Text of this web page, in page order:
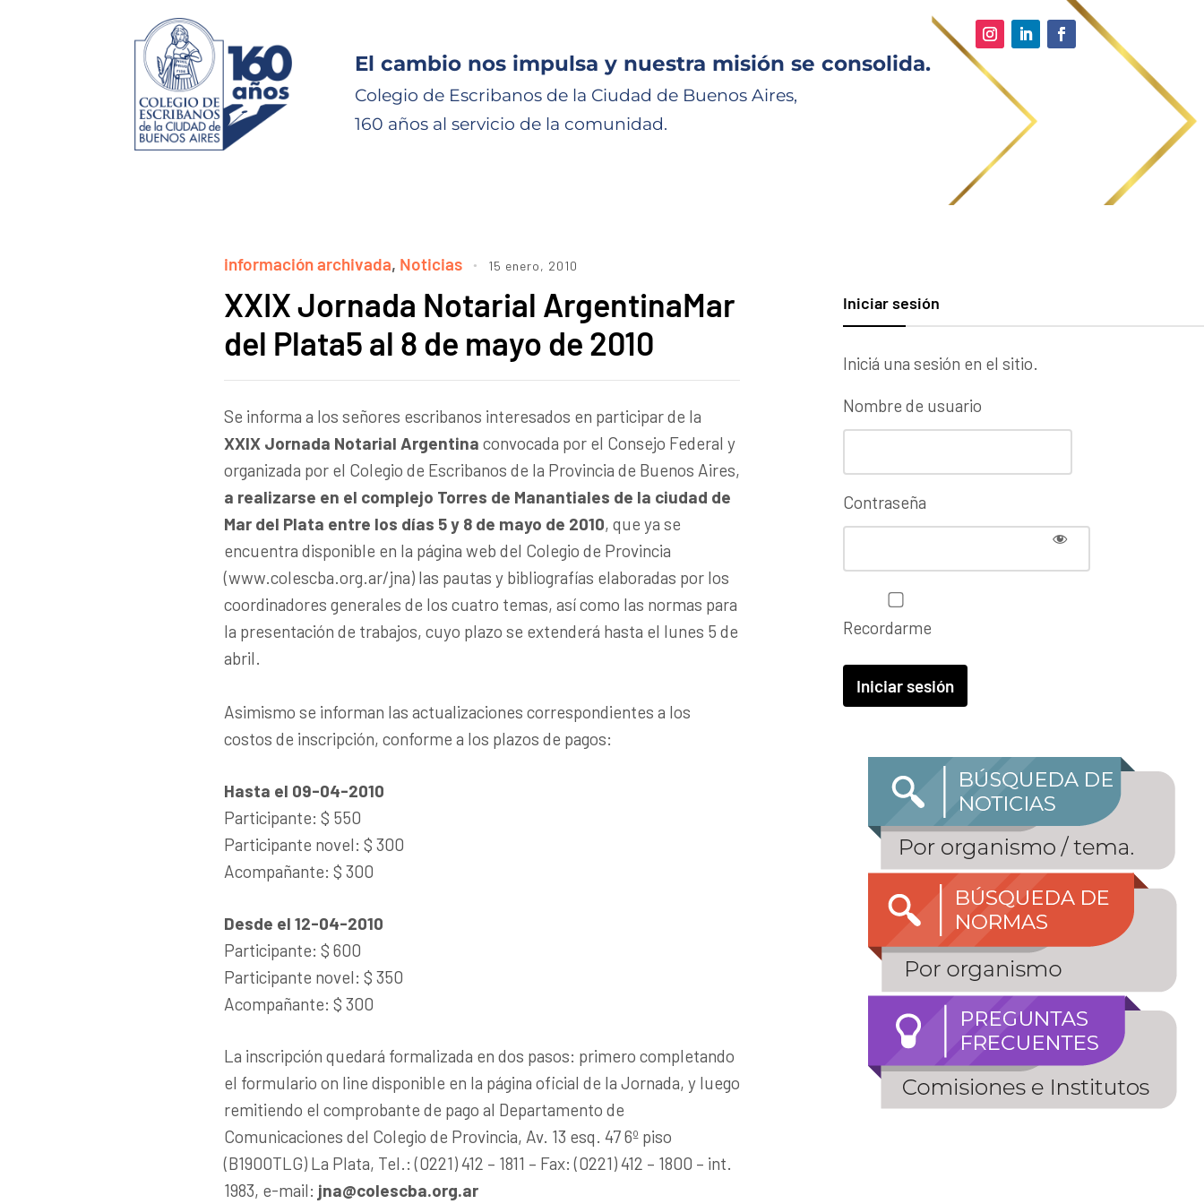
El cambio nos impulsa y nuestra misión se consolida.
Colegio de Escribanos de la Ciudad de Buenos Aires,
160 años al servicio de la comunidad.
información archivada, Noticias 15 enero, 2010
XXIX Jornada Notarial ArgentinaMar
del Plata5 al 8 de mayo de 2010
Se informa a los señores escribanos interesados en participar de la
XXIX Jornada Notarial Argentina convocada por el Consejo Federal y
organizada por el Colegio de Escribanos de la Provincia de Buenos Aires,
a realizarse en el complejo Torres de Manantiales de la ciudad de
Mar del Plata entre los días 5 y 8 de mayo de 2010, que ya se
encuentra disponible en la página web del Colegio de Provincia
(www.colescba.org.ar/jna) las pautas y bibliografías elaboradas por los
coordinadores generales de los cuatro temas, así como las normas para
la presentación de trabajos, cuyo plazo se extenderá hasta el lunes 5 de
abril.
Asimismo se informan las actualizaciones correspondientes a los
costos de inscripción, conforme a los plazos de pagos:
Hasta el 09-04-2010
Participante: $ 550
Participante novel: $ 300
Acompañante: $ 300
Desde el 12-04-2010
Participante: $ 600
Participante novel: $ 350
Acompañante: $ 300
La inscripción quedará formalizada en dos pasos: primero completando
el formulario on line disponible en la página oficial de la Jornada, y luego
remitiendo el comprobante de pago al Departamento de
Comunicaciones del Colegio de Provincia, Av. 13 esq. 47 6º piso
(B1900TLG) La Plata, Tel.: (0221) 412 – 1811 – Fax: (0221) 412 – 1800 – int.
1983, e-mail: jna@colescba.org.ar
Iniciar sesión
Iniciá una sesión en el sitio.
Nombre de usuario
Contraseña
Recordarme